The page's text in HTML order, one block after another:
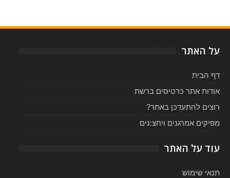
על האתר
דף הבית
אודות אתר כרטיסים ברשת
רוצים להתעדכן באתר?
מפיקים אמרגנים ויחצ:נים
עוד על האתר
תנאי שימוש